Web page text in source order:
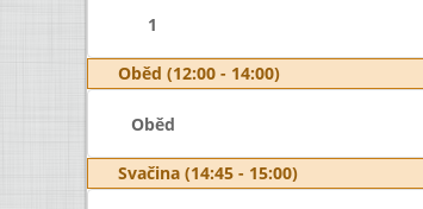
1
Oběd (12:00 - 14:00)
Oběd
Svačina (14:45 - 15:00)